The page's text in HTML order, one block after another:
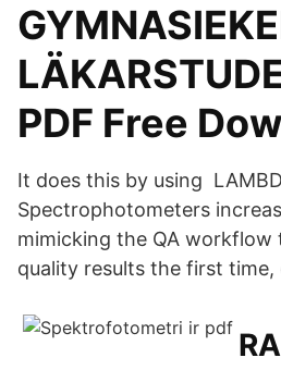
PDF Free
It does this by using
Spectrophotometers
mimicking the QA workflow
quality results the first time,